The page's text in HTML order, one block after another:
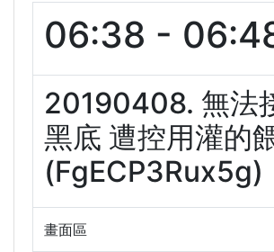
06:38 -
20190408. 無法
黑底 遭控用灌的
(FgECP3Rux5g)
畫面區